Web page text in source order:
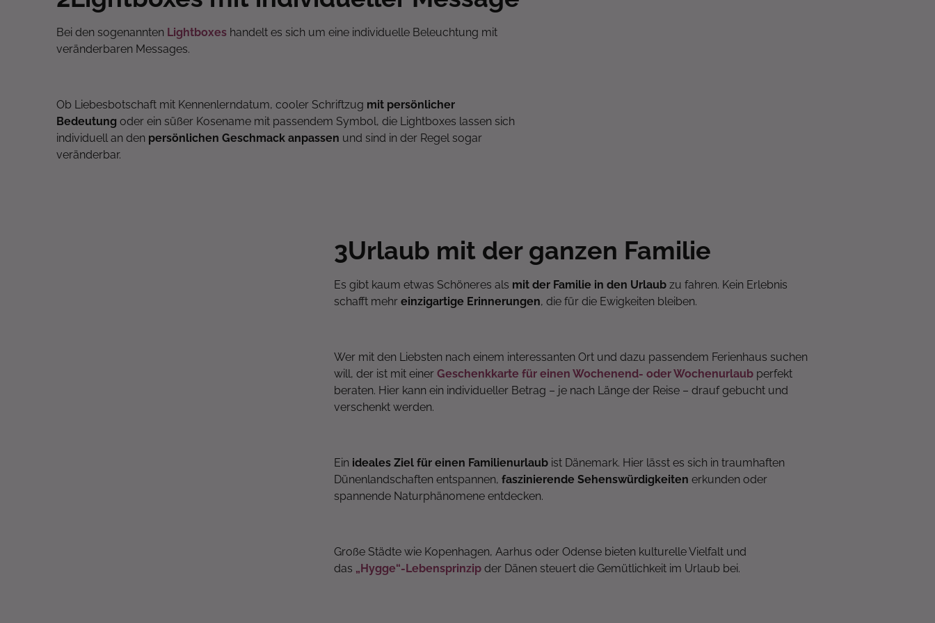
Bei den sogenannten Lightboxes handelt es sich um eine individuelle Beleuchtung mit
veränderbaren Messages.
Ob Liebesbotschaft mit Kennenlerndatum, cooler Schriftzug mit persönlicher
Bedeutung oder ein süßer Kosename mit passendem Symbol, die Lightboxes lassen sich
individuell an den persönlichen Geschmack anpassen und sind in der Regel sogar
veränderbar.
3Urlaub mit der ganzen Familie
Es gibt kaum etwas Schöneres als mit der Familie in den Urlaub zu fahren. Kein Erlebnis
schafft mehreinzigartige Erinnerungen, die für die Ewigkeiten bleiben.
Wer mit den Liebsten nach einem interessanten Ort und dazu passendem Ferienhaus suchen
will, der ist mit einerGeschenkkarte für einen Wochenend- oder Wochenurlaub perfekt
beraten. Hier kann ein individueller Betrag – je nach Länge der Reise – drauf gebucht und
verschenkt werden.
Ein ideales Ziel für einen Familienurlaub ist Dänemark. Hier lässt es sich in traumhaften
Dünenlandschaften entspannen,faszinierende Sehenswürdigkeiten erkunden oder
spannende Naturphänomene entdecken.
Große Städte wie Kopenhagen, Aarhus oder Odense bieten kulturelle Vielfalt und
das „Hygge“-Lebensprinzip der Dänen steuert die Gemütlichkeit im Urlaub bei.